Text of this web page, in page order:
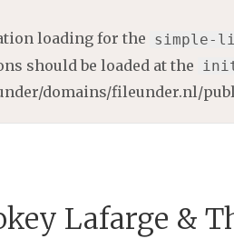
loading for the simple-
should be loaded at the
domains/fileunder.nl/
Lafarge &